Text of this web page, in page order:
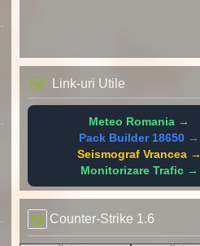
Link-uri Utile
Meteo Romania →
Pack Builder 18650 →
Seismograf Vrancea →
Monitorizare Trafic →
Counter-Strike 1.6